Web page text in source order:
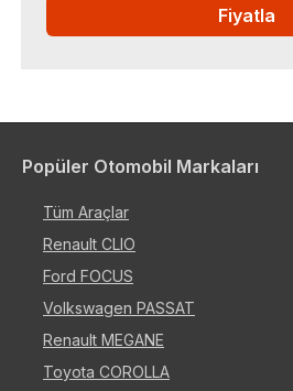
Fiyatla
Popüler Otomobil Markaları
Tüm Araçlar
Renault CLIO
Ford FOCUS
Volkswagen PASSAT
Renault MEGANE
Toyota COROLLA